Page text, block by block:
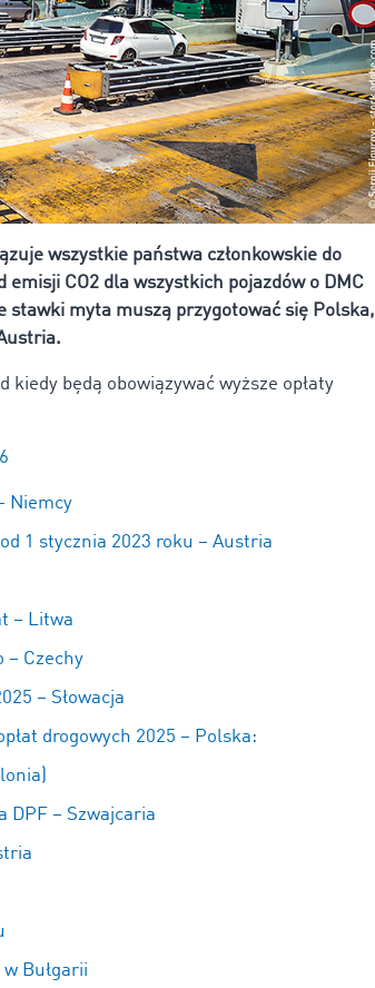
wszystkie państwa członkowskie do
CO2 dla wszystkich pojazdów o DMC
stawki myta muszą przygotować się Polska,
będą obowiązywać wyższe opłaty
Niemcy
1 stycznia 2023 roku – Austria
– Litwa
– Czechy
– Słowacja
drogowych 2025 – Polska:
DPF – Szwajcaria
Bułgarii